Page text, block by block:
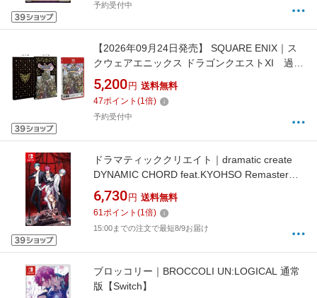
予約受付中
【2026年09月24日発売】 SQUARE ENIX｜ス
クウェアエニックス ドラゴンクエストXI 過ぎ
去りし時を求めて S【Switch 2】
5,200 円 送料無料
47ポイント (1倍)
予約受付中
ドラマティッククリエイト｜dramatic create
DYNAMIC CHORD feat.KYOHSO Remaster
edition【Switch】
6,730 円 送料無料
61ポイント (1倍)
15:00までの注文で最短8/9お届け
ブロッコリー｜BROCCOLI UN:LOGICAL 通常
版【Switch】